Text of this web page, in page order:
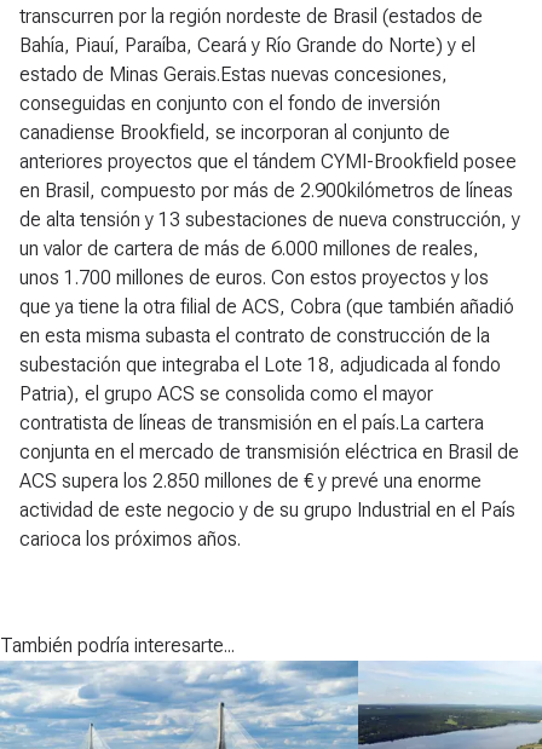
transcurren por la región nordeste de Brasil (estados de
Bahía, Piauí, Paraíba, Ceará y Río Grande do Norte) y el
estado de Minas Gerais.Estas nuevas concesiones,
conseguidas en conjunto con el fondo de inversión
canadiense Brookfield, se incorporan al conjunto de
anteriores proyectos que el tándem CYMI-Brookfield posee
en Brasil, compuesto por más de 2.900kilómetros de líneas
de alta tensión y 13 subestaciones de nueva construcción, y
un valor de cartera de más de 6.000 millones de reales,
unos 1.700 millones de euros. Con estos proyectos y los
que ya tiene la otra filial de ACS, Cobra (que también añadió
en esta misma subasta el contrato de construcción de la
subestación que integraba el Lote 18, adjudicada al fondo
Patria), el grupo ACS se consolida como el mayor
contratista de líneas de transmisión en el país.La cartera
conjunta en el mercado de transmisión eléctrica en Brasil de
ACS supera los 2.850 millones de € y prevé una enorme
actividad de este negocio y de su grupo Industrial en el País
carioca los próximos años.
También podría interesarte...